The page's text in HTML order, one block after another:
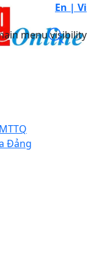
En | Vi
menu visibility
Đảng